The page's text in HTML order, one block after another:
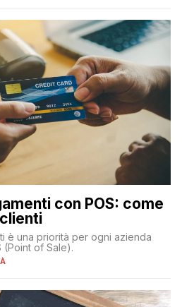
con POS: come
è una priorità per ogni azienda
(Point of Sale).